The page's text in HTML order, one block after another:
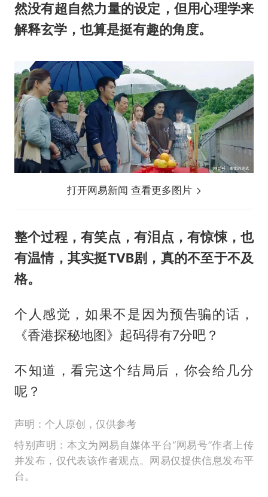
然没有超自然力量的设定，但用心理学来
解释玄学，也算是挺有趣的角度。
打开网易新闻 查看更多图片
整个过程，有笑点，有泪点，有惊悚，也
有温情，其实挺TVB剧，真的不至于不及
格。
个人感觉，如果不是因为预告骗的话，
《香港探秘地图》起码得有7分吧？
不知道，看完这个结局后，你会给几分
呢？
声明：个人原创，仅供参考
特别声明：本文为网易自媒体平台“网易号”作者上传
并发布，仅代表该作者观点。网易仅提供信息发布平
台。